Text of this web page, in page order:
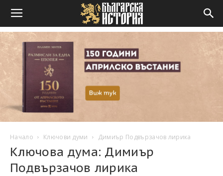
Начало Ключови думи Димиър Подвързачов лирика
Ключова дума: Димиър
Подвързачов лирика